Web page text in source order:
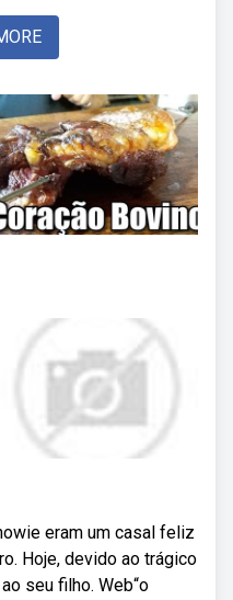
eram um casal feliz
Hoje, devido ao trágico
seu filho. Web“o